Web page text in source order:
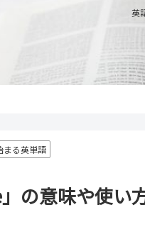
英
まる英単語
の意味や使い